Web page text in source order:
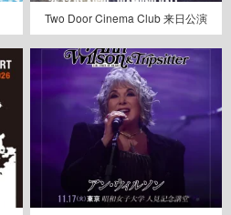
Two Door Cinema Club 来日公演